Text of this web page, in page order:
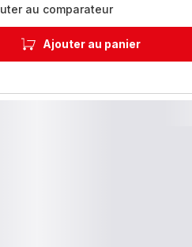
au comparateurCoffee
Crush
Experience,
à
Ajouter au panier